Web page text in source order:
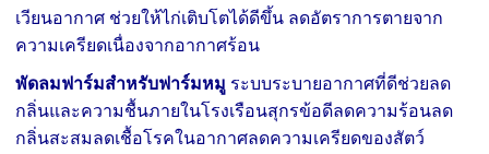
เวียนอากาศ ช่วยให้ไก่เติบโตได้ดีขึ้น ลดอัตราการตายจาก
ความเครียดเนื่องจากอากาศร้อน
พัดลมฟาร์มสำหรับฟาร์มหมู ระบบระบายอากาศที่ดีช่วยลด
กลิ่นและความชื้นภายในโรงเรือนสุกรข้อดีลดความร้อนลด
กลิ่นสะสมลดเชื้อโรคในอากาศลดความเครียดของสัตว์